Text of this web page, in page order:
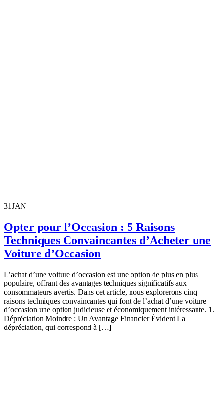
31JAN
Opter pour l’Occasion : 5 Raisons
Techniques Convaincantes d’Acheter une
Voiture d’Occasion
L’achat d’une voiture d’occasion est une option de plus en plus
populaire, offrant des avantages techniques significatifs aux
consommateurs avertis. Dans cet article, nous explorerons cinq
raisons techniques convaincantes qui font de l’achat d’une voiture
d’occasion une option judicieuse et économiquement intéressante. 1.
Dépréciation Moindre : Un Avantage Financier Évident La
dépréciation, qui correspond à […]